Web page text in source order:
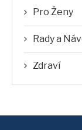
Pro Ženy
Rady a
Zdraví